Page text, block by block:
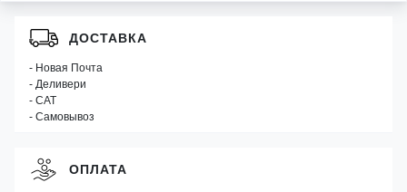
ДОСТАВКА
- Новая Почта
- Деливери
- САТ
- Самовывоз
ОПЛАТА